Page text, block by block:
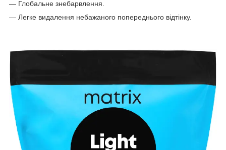
― Глобальне знебарвлення.
― Легке видалення небажаного попереднього відтінку.